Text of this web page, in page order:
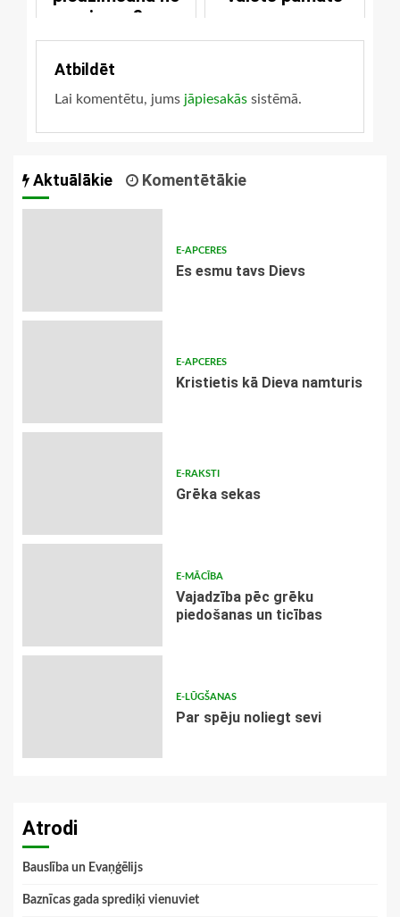
jauna?
Atbildēt
Lai komentētu, jums jāpiesakās sistēmā.
Aktuālākie Komentētākie
E-APCERES
Es esmu tavs Dievs
E-APCERES
Kristietis kā Dieva namturis
E-RAKSTI
Grēka sekas
E-MĀCĪBA
Vajadzība pēc grēku
piedošanas un ticības
E-LŪGŠANAS
Par spēju noliegt sevi
Atrodi
Bauslība un Evaņģēlijs
Baznīcas gada sprediķi vienuviet